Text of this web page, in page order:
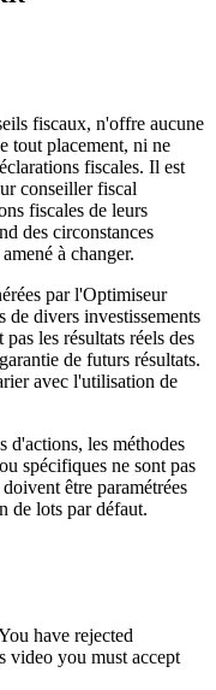
fiscaux, n'offre aucune
tout placement, ni ne
fiscales. Il est
conseiller fiscal
fiscales de leurs
des circonstances
à changer.
par l'Optimiseur
de divers investissements
les résultats réels des
de futurs résultats.
avec l'utilisation de
d'actions, les méthodes
spécifiques ne sont pas
être paramétrées
de lots par défaut.
have rejected
video you must accept